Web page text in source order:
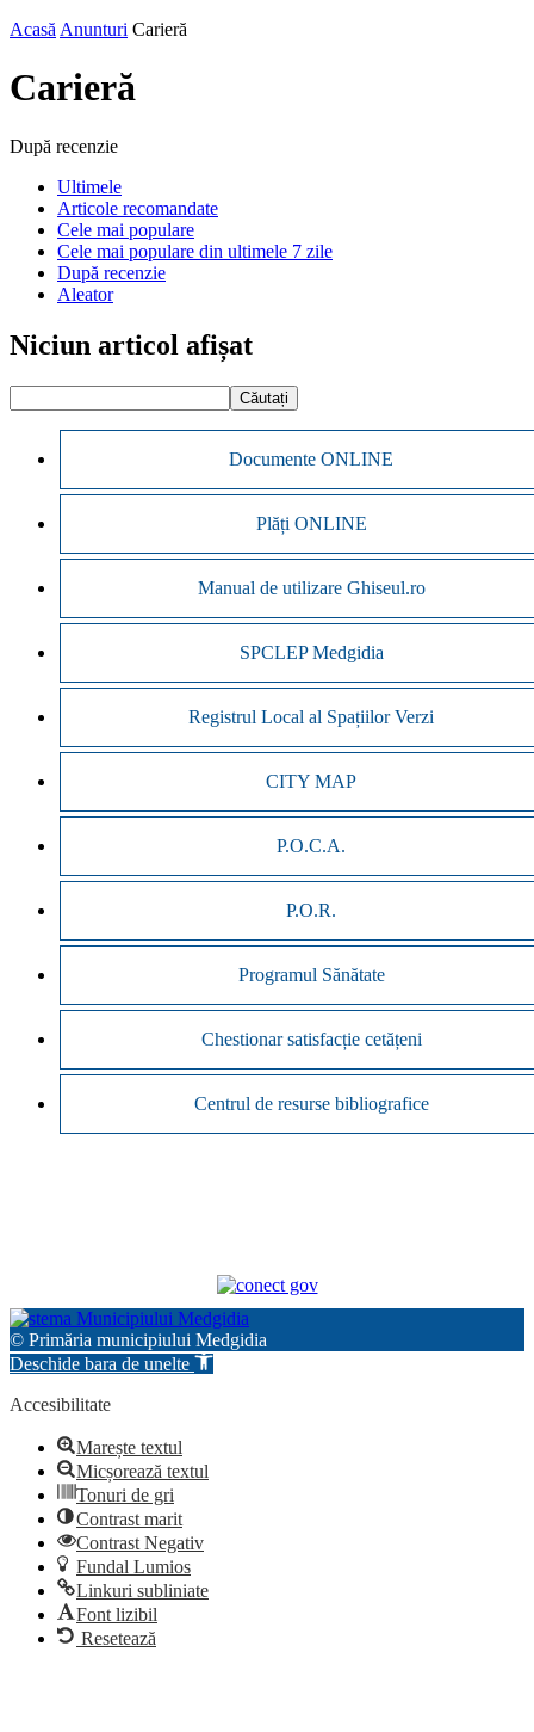
Acasă Anunturi Carieră
Carieră
După recenzie
Ultimele
Articole recomandate
Cele mai populare
Cele mai populare din ultimele 7 zile
După recenzie
Aleator
Niciun articol afișat
Documente ONLINE
Plăți ONLINE
Manual de utilizare Ghiseul.ro
SPCLEP Medgidia
Registrul Local al Spațiilor Verzi
CITY MAP
P.O.C.A.
P.O.R.
Programul Sănătate
Chestionar satisfacție cetățeni
Centrul de resurse bibliografice
© Primăria municipiului Medgidia
Deschide bara de unelte
Accesibilitate
Marește textul
Micșorează textul
Tonuri de gri
Contrast marit
Contrast Negativ
Fundal Lumios
Linkuri subliniate
Font lizibil
Resetează